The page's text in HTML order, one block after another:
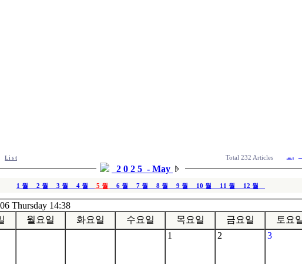
L i s t Total 232 Articles
2025 - May
1 월 2 월 3 월 4 월 5 월 6 월 7 월 8 월 9 월 10 월 11 월 12 월
Thursday 14:38
월요일 화요일 수요일 목요일 금요일
토요
1
2 3